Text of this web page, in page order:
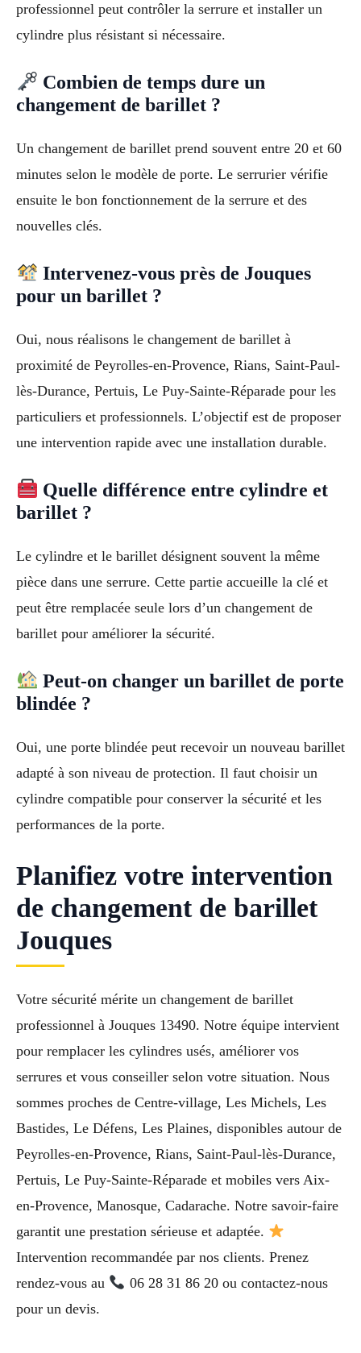
professionnel peut contrôler la serrure et installer un
cylindre plus résistant si nécessaire.
Combien de temps dure un
changement de barillet ?
Un changement de barillet prend souvent entre 20 et 60
minutes selon le modèle de porte. Le serrurier vérifie
ensuite le bon fonctionnement de la serrure et des
nouvelles clés.
Intervenez-vous près de Jouques
pour un barillet ?
Oui, nous réalisons le changement de barillet à
proximité de Peyrolles-en-Provence, Rians, Saint-Paul-
lès-Durance, Pertuis, Le Puy-Sainte-Réparade pour les
particuliers et professionnels. L’objectif est de proposer
une intervention rapide avec une installation durable.
Quelle différence entre cylindre et
barillet ?
Le cylindre et le barillet désignent souvent la même
pièce dans une serrure. Cette partie accueille la clé et
peut être remplacée seule lors d’un changement de
barillet pour améliorer la sécurité.
Peut-on changer un barillet de porte
blindée ?
Oui, une porte blindée peut recevoir un nouveau barillet
adapté à son niveau de protection. Il faut choisir un
cylindre compatible pour conserver la sécurité et les
performances de la porte.
Planifiez votre intervention
de changement de barillet
Jouques
Votre sécurité mérite un changement de barillet
professionnel à Jouques 13490. Notre équipe intervient
pour remplacer les cylindres usés, améliorer vos
serrures et vous conseiller selon votre situation. Nous
sommes proches de Centre-village, Les Michels, Les
Bastides, Le Défens, Les Plaines, disponibles autour de
Peyrolles-en-Provence, Rians, Saint-Paul-lès-Durance,
Pertuis, Le Puy-Sainte-Réparade et mobiles vers Aix-
en-Provence, Manosque, Cadarache. Notre savoir-faire
garantit une prestation sérieuse et adaptée.
Intervention recommandée par nos clients. Prenez
rendez-vous au
06 28 31 86 20 ou contactez-nous
pour un devis.